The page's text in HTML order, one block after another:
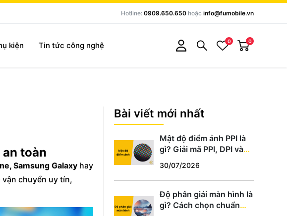
Hotline: 0909.650.650 hoặc info@fumobile.vn
kiện Tin tức công nghệ 0 0
toàn
Samsung Galaxy hay
vận chuyển uy tín,
Bài viết mới nhất
Mật độ điểm ảnh PPI là
gì? Giải mã PPI, DPI và
chuẩn
30/07/2026
Độ phân giải màn hình là
gì? Cách chọn chuẩn